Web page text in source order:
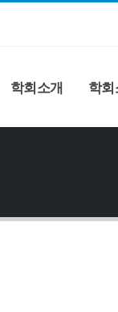
학회소개 학회